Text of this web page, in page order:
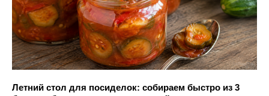
Летний стол для посиделок: собираем быстро из 3